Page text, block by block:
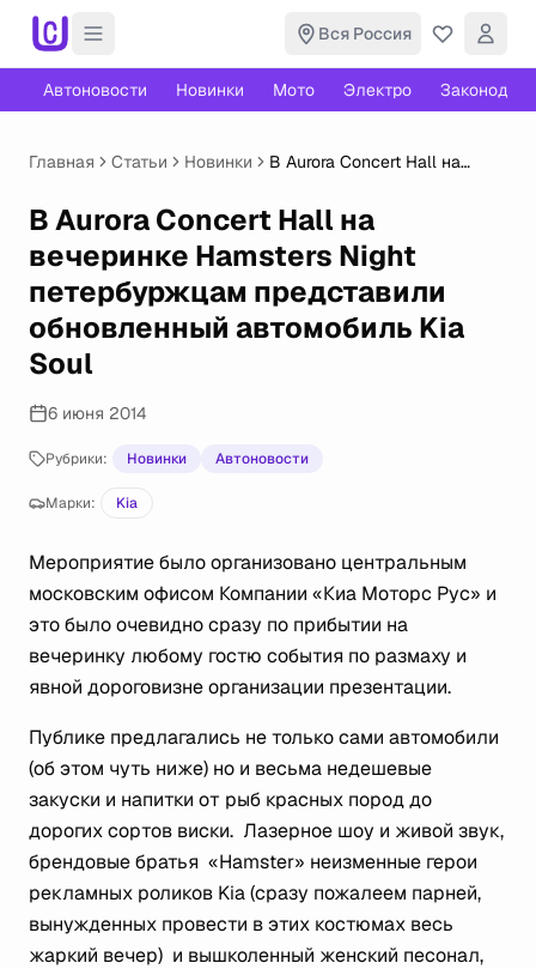
Вся Россия
Автоновости Новинки Мото Электро
Главная Статьи Новинки
В Aurora Concert Hall на
петербуржцам представили
обновленный автомобиль
Kia Soul
В Aurora Concert Hall на
вечеринке Hamsters Night
петербуржцам представили
обновленный автомобиль Kia
Soul
6 июня 2014
Рубрики: Новинки Автоновости
Марки: Kia
Мероприятие было организовано центральным
московским офисом Компании «Киа Моторс Рус» и
это было очевидно сразу по прибытии на
вечеринку любому гостю события по размаху и
явной дороговизне организации презентации.
Публике предлагались не только сами автомобили
(об этом чуть ниже) но и весьма недешевые
закуски и напитки от рыб красных пород до
дорогих сортов виски. Лазерное шоу и живой звук,
брендовые братья «Hamster» неизменные герои
рекламных роликов Kia (сразу пожалеем парней,
вынужденных провести в этих костюмах весь
жаркий вечер) и вышколенный женский песонал,